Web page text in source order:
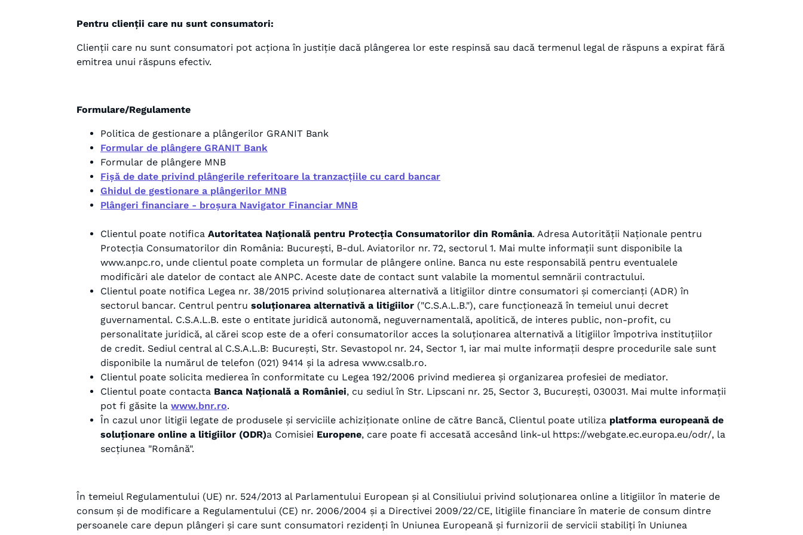
Pentru clienții care nu sunt consumatori:
Clienții care nu sunt consumatori pot acționa în justiție dacă plângerea lor este respinsă sau dacă termenul legal de răspuns a expirat fără
emitrea unui răspuns efectiv.
Formulare/Regulamente
Politica de gestionare a plângerilor GRANIT Bank
Formular de plângere GRANIT Bank
Formular de plângere MNB
Fișă de date privind plângerile referitoare la tranzacțiile cu card bancar
Ghidul de gestionare a plângerilor MNB
Plângeri financiare - broșura Navigator Financiar MNB
Clientul poate notifica Autoritatea Națională pentru Protecția Consumatorilor din România. Adresa Autorității Naționale pentru
Protecția Consumatorilor din România: București, B-dul. Aviatorilor nr. 72, sectorul 1. Mai multe informații sunt disponibile la
www.anpc.ro, unde clientul poate completa un formular de plângere online. Banca nu este responsabilă pentru eventualele
modificări ale datelor de contact ale ANPC. Aceste date de contact sunt valabile la momentul semnării contractului.
Clientul poate notifica Legea nr. 38/2015 privind soluționarea alternativă a litigiilor dintre consumatori și comercianți (ADR) în
sectorul bancar. Centrul pentru soluționarea alternativă a litigiilor ("C.S.A.L.B."), care funcționează în temeiul unui decret
guvernamental. C.S.A.L.B. este o entitate juridică autonomă, neguvernamentală, apolitică, de interes public, non-profit, cu
personalitate juridică, al cărei scop este de a oferi consumatorilor acces la soluționarea alternativă a litigiilor împotriva instituțiilor
de credit. Sediul central al C.S.A.L.B: București, Str. Sevastopol nr. 24, Sector 1, iar mai multe informații despre procedurile sale sunt
disponibile la numărul de telefon (021) 9414 și la adresa www.csalb.ro.
Clientul poate solicita medierea în conformitate cu Legea 192/2006 privind medierea și organizarea profesiei de mediator.
Clientul poate contacta Banca Națională a României, cu sediul în Str. Lipscani nr. 25, Sector 3, București, 030031. Mai multe informații
pot fi găsite la www.bnr.ro.
În cazul unor litigii legate de produsele și serviciile achiziționate online de către Bancă, Clientul poate utiliza platforma europeană de
soluționare online a litigiilor (ODR)a Comisiei Europene, care poate fi accesată accesând link-ul https://webgate.ec.europa.eu/odr/, la
secțiunea "Română".
În temeiul Regulamentului (UE) nr. 524/2013 al Parlamentului European și al Consiliului privind soluționarea online a litigiilor în materie de
consum și de modificare a Regulamentului (CE) nr. 2006/2004 și a Directivei 2009/22/CE, litigiile financiare în materie de consum dintre
persoanele care depun plângeri și care sunt consumatori rezidenți în Uniunea Europeană și furnizorii de servicii stabiliți în Uniunea